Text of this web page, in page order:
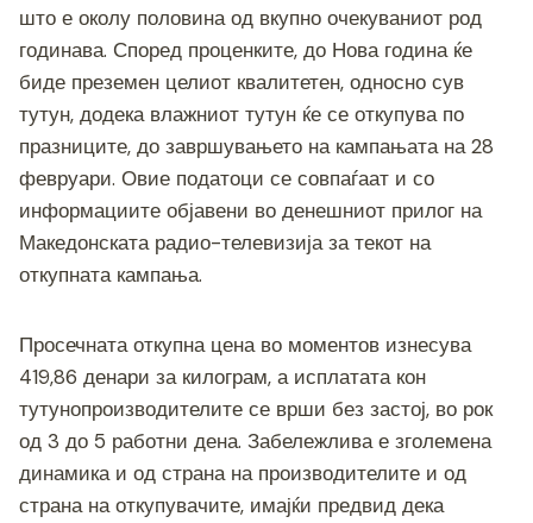
што е околу половина од вкупно очекуваниот род
годинава. Според проценките, до Нова година ќе
биде преземен целиот квалитетен, односно сув
тутун, додека влажниот тутун ќе се откупува по
празниците, до завршувањето на кампањата на 28
февруари. Овие податоци се совпаѓаат и со
информациите објавени во денешниот прилог на
Македонската радио-телевизија за текот на
откупната кампања.
Просечната откупна цена во моментов изнесува
419,86 денари за килограм, а исплатата кон
тутунопроизводителите се врши без застој, во рок
од 3 до 5 работни дена. Забележлива е зголемена
динамика и од страна на производителите и од
страна на откупувачите, имајќи предвид дека